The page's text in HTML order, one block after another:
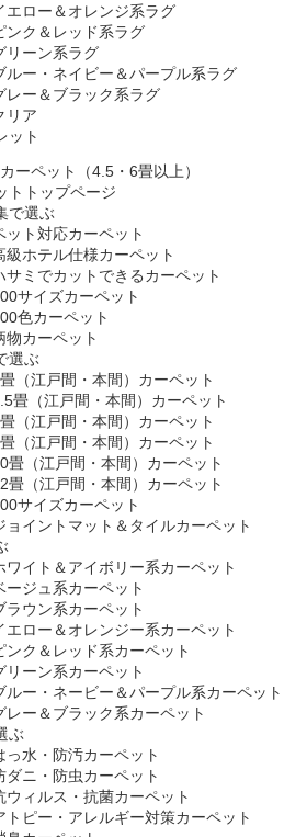
エロー＆オレンジ系ラグ
ンク＆レッド系ラグ
リーン系ラグ
ルー・ネイビー＆パープル系ラグ
レー＆ブラック系ラグ
リア
ット
カーペット（4.5・6畳以上）
トトップページ
で選ぶ
ット対応カーペット
級ホテル仕様カーペット
サミでカットできるカーペット
サイズカーペット
色カーペット
物カーペット
選ぶ
（江戸間・本間）カーペット
畳（江戸間・本間）カーペット
（江戸間・本間）カーペット
（江戸間・本間）カーペット
畳（江戸間・本間）カーペット
畳（江戸間・本間）カーペット
サイズカーペット
ョイントマット＆タイルカーペット
ワイト＆アイボリー系カーペット
ージュ系カーペット
ラウン系カーペット
エロー＆オレンジー系カーペット
ンク＆レッド系カーペット
リーン系カーペット
ルー・ネービー＆パープル系カーペット
レー＆ブラック系カーペット
ぶ
っ水・防汚カーペット
ダニ・防虫カーペット
ウィルス・抗菌カーペット
トピー・アレルギー対策カーペット